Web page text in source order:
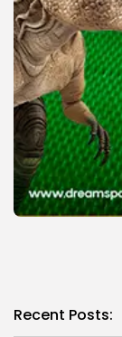
Recent Posts: